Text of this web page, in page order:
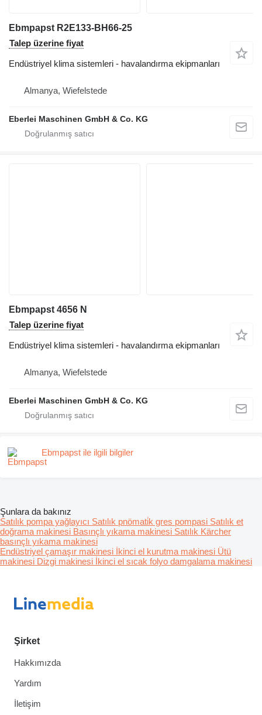
Ebmpapst R2E133-BH66-25
Talep üzerine fiyat
Endüstriyel klima sistemleri - havalandırma ekipmanları
Almanya, Wiefelstede
Eberlei Maschinen GmbH & Co. KG
Ebmpapst 4656 N
Talep üzerine fiyat
Endüstriyel klima sistemleri - havalandırma ekipmanları
Almanya, Wiefelstede
Eberlei Maschinen GmbH & Co. KG
Ebmpapst ile ilgili bilgiler
Şunlara da bakınız
Satılık pompa yağlayıcı Satılık pnömati̇k gres pompasi Satılık et
doğrama makinesi Basınçlı yıkama makinesi Satılık Kärcher
basınçlı yıkama makinesi
Endüstriyel çamaşır makinesi İkinci el kurutma makinesi Ütü
makinesi Dizgi makinesi İkinci el sıcak folyo damgalama makinesi
Şirket
Hakkımızda
Yardım
İletişim